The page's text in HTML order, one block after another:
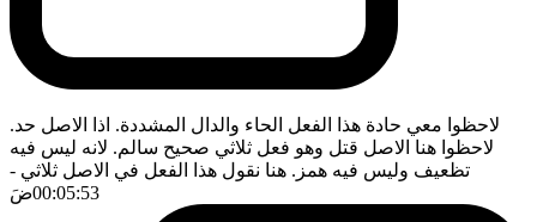
لاحظوا معي حادة هذا الفعل الحاء والدال المشددة. اذا الاصل حد.
لاحظوا هنا الاصل قتل وهو فعل ثلاثي صحيح سالم. لانه ليس فيه
تظعيف وليس فيه همز. هنا نقول هذا الفعل في الاصل ثلاثي -
00:05:53ضَ